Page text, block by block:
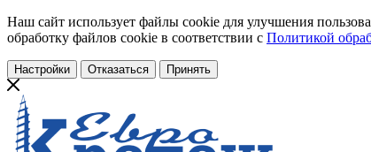
Наш сайт использует файлы cookie для улучшения
обработку файлов cookie в соответствии с Политикой
Настройки Отказаться Принять